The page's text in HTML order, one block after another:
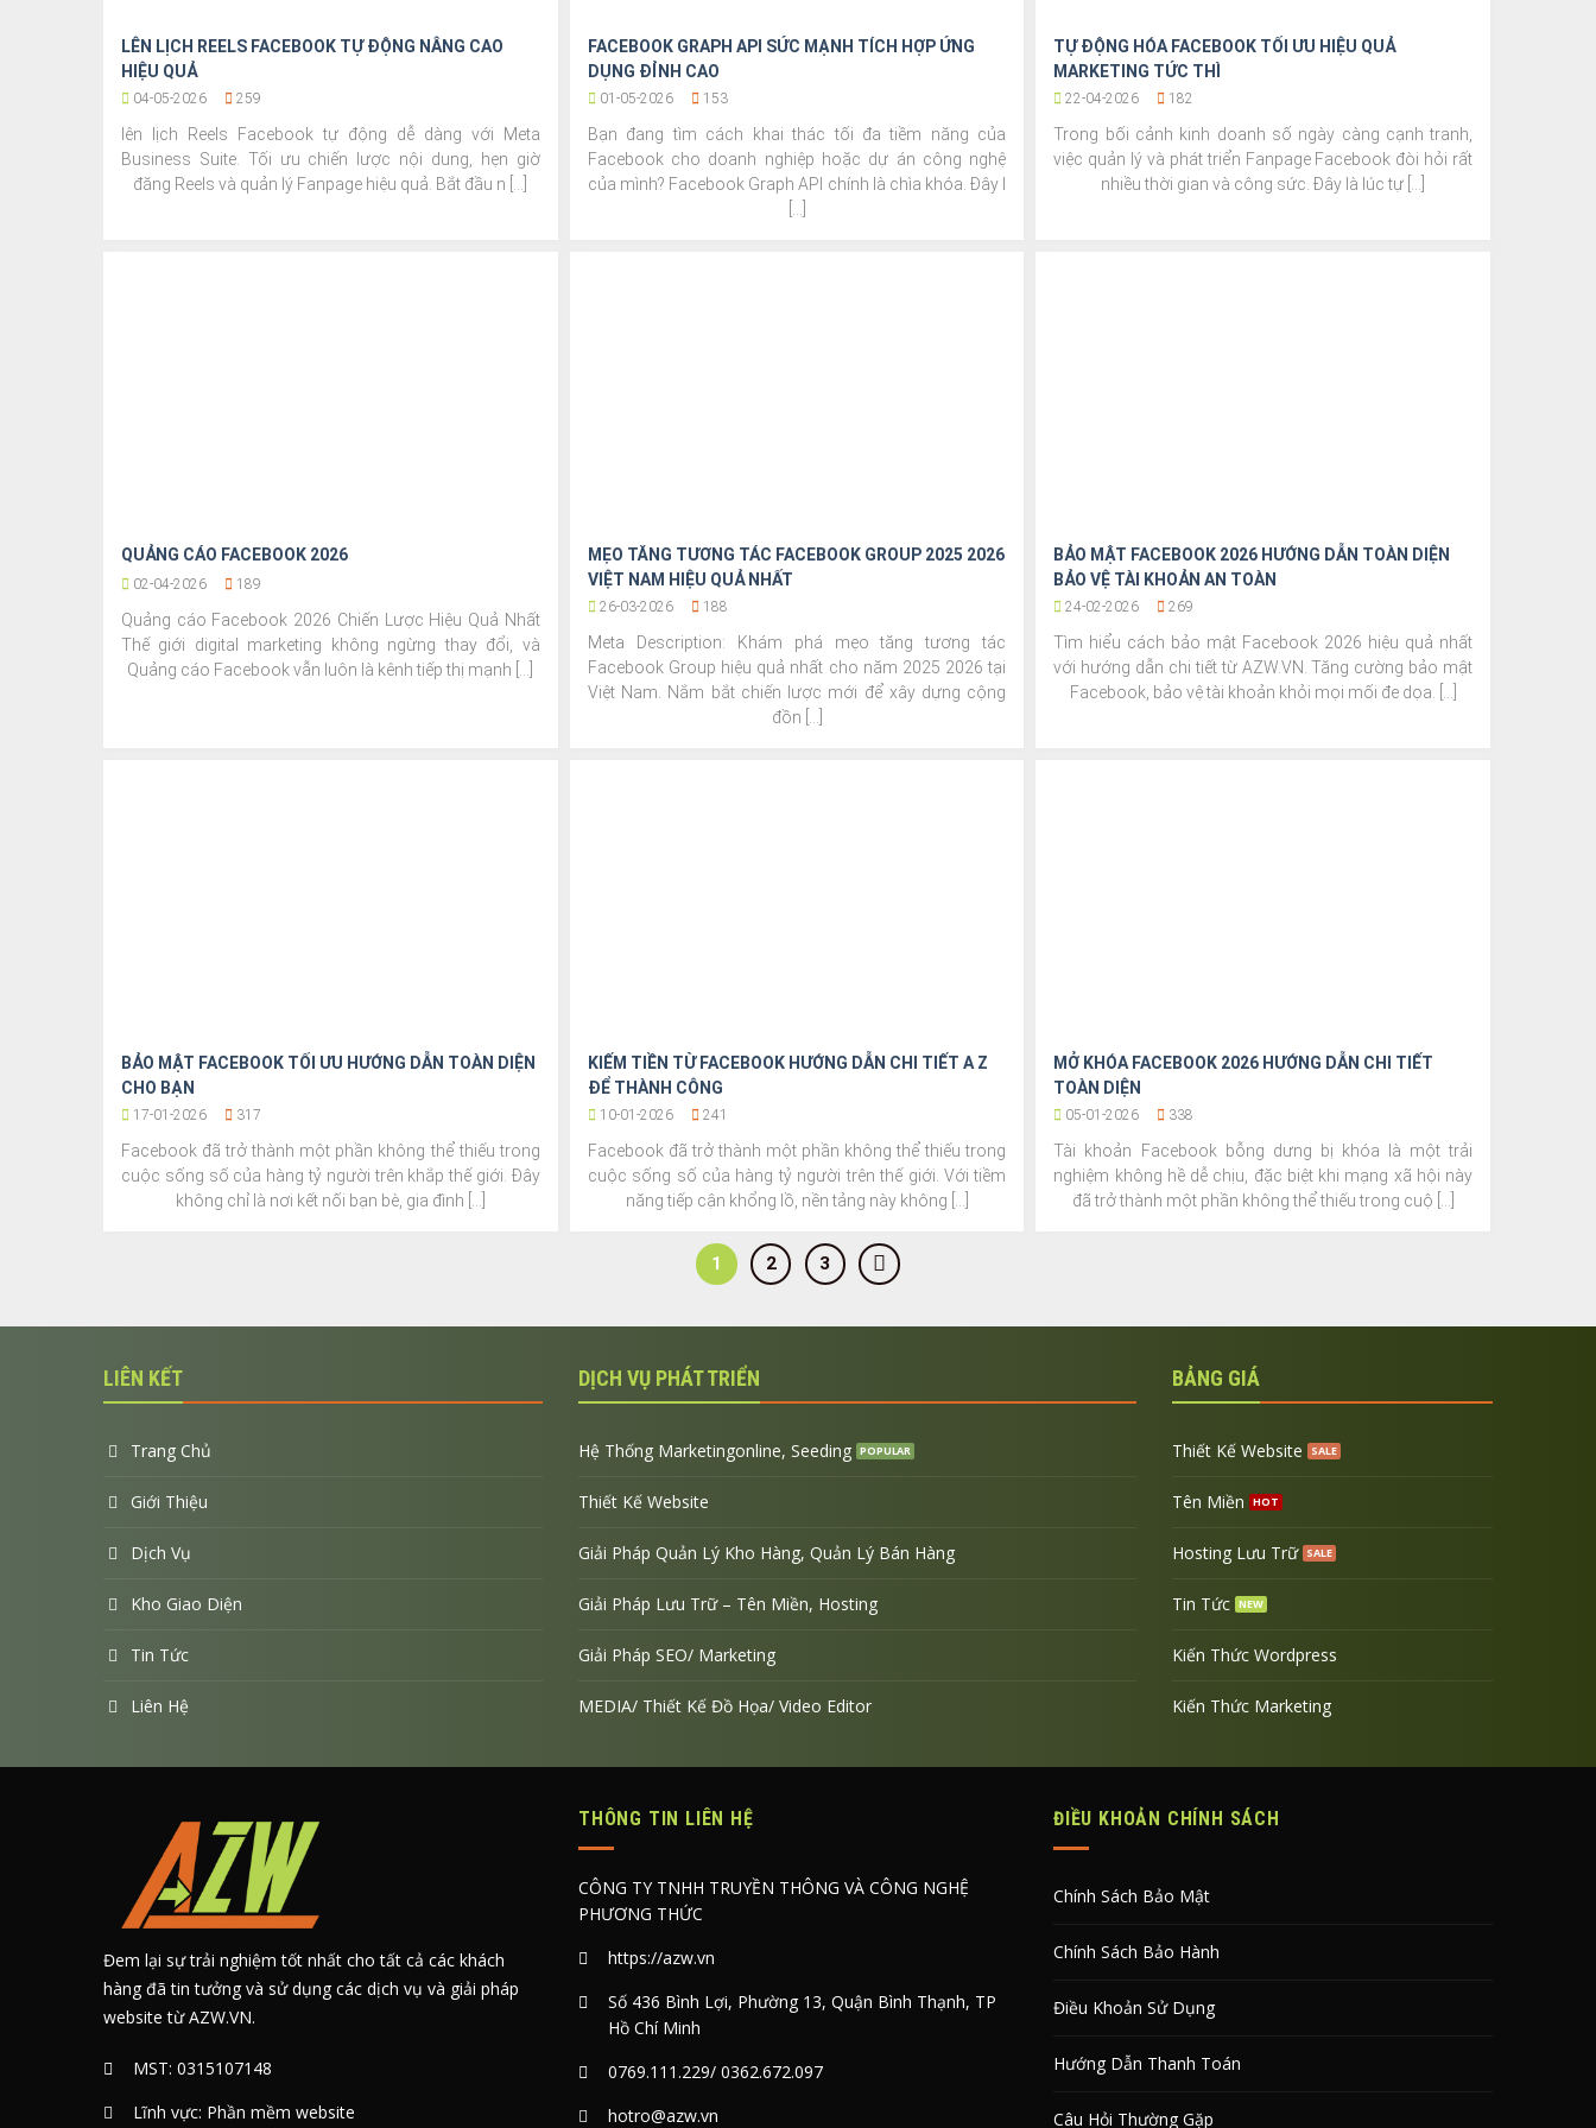
LÊN LỊCH REELS FACEBOOK TỰ ĐỘNG NÂNG CAO
HIỆU QUẢ
04-05-2026 259
lên lịch Reels Facebook tự động dễ dàng với Meta
Business Suite. Tối ưu chiến lược nội dung, hẹn giờ
đăng Reels và quản lý Fanpage hiệu quả. Bắt đầu n [...]
FACEBOOK GRAPH API SỨC MẠNH TÍCH HỢP ỨNG
DỤNG ĐỈNH CAO
01-05-2026 153
Bạn đang tìm cách khai thác tối đa tiềm năng của
Facebook cho doanh nghiệp hoặc dự án công nghệ
của mình? Facebook Graph API chính là chìa khóa. Đây l
TỰ ĐỘNG HÓA FACEBOOK TỐI ƯU HIỆU QUẢ
MARKETING TỨC THÌ
22-04-2026 182
Trong bối cảnh kinh doanh số ngày càng cạnh tranh,
việc quản lý và phát triển Fanpage Facebook đòi hỏi rất
nhiều thời gian và công sức. Đây là lúc tự [...]
QUẢNG CÁO FACEBOOK 2026
02-04-2026 189
Quảng cáo Facebook 2026 Chiến Lược Hiệu Quả Nhất
Thế giới digital marketing không ngừng thay đổi, và
Quảng cáo Facebook vẫn luôn là kênh tiếp thị mạnh [...]
MẸO TĂNG TƯƠNG TÁC FACEBOOK GROUP 2025 2026
VIỆT NAM HIỆU QUẢ NHẤT
26-03-2026 188
Meta Description: Khám phá mẹo tăng tương tác
Facebook Group hiệu quả nhất cho năm 2025 2026 tại
Việt Nam. Nắm bắt chiến lược mới để xây dựng cộng
đồn [...]
BẢO MẬT FACEBOOK 2026 HƯỚNG DẪN TOÀN DIỆN
BẢO VỆ TÀI KHOẢN AN TOÀN
24-02-2026 269
Tìm hiểu cách bảo mật Facebook 2026 hiệu quả nhất
với hướng dẫn chi tiết từ AZW.VN. Tăng cường bảo mật
Facebook, bảo vệ tài khoản khỏi mọi mối đe dọa. [...]
BẢO MẬT FACEBOOK TỐI ƯU HƯỚNG DẪN TOÀN DIỆN
CHO BẠN
17-01-2026 317
Facebook đã trở thành một phần không thể thiếu trong
cuộc sống số của hàng tỷ người trên khắp thế giới. Đây
không chỉ là nơi kết nối bạn bè, gia đình [...]
KIẾM TIỀN TỪ FACEBOOK HƯỚNG DẪN CHI TIẾT A Z
ĐỂ THÀNH CÔNG
10-01-2026 241
Facebook đã trở thành một phần không thể thiếu trong
cuộc sống số của hàng tỷ người trên thế giới. Với tiềm
năng tiếp cận khổng lồ, nền tảng này không [...]
MỞ KHÓA FACEBOOK 2026 HƯỚNG DẪN CHI TIẾT
TOÀN DIỆN
05-01-2026 338
Tài khoản Facebook bỗng dưng bị khóa là một trải
nghiệm không hề dễ chịu, đặc biệt khi mạng xã hội này
đã trở thành một phần không thể thiếu trong cuộ [...]
1 2 3
LIÊN KẾT
Trang Chủ
Giới Thiệu
Dịch Vụ
Kho Giao Diện
Tin Tức
Liên Hệ
DỊCH VỤ PHÁT TRIỂN
Hệ Thống Marketingonline, Seeding
Thiết Kế Website
Giải Pháp Quản Lý Kho Hàng, Quản Lý Bán Hàng
Giải Pháp Lưu Trữ – Tên Miền, Hosting
Giải Pháp SEO/ Marketing
MEDIA/ Thiết Kế Đồ Họa/ Video Editor
BẢNG GIÁ
Thiết Kế Website
Tên Miền
Hosting Lưu Trữ
Tin Tức
Kiến Thức Wordpress
Kiến Thức Marketing
Đem lại sự trải nghiệm tốt nhất cho tất cả các khách
hàng đã tin tưởng và sử dụng các dịch vụ và giải pháp
website từ AZW.VN.
MST: 0315107148
Lĩnh vực: Phần mềm website
THÔNG TIN LIÊN HỆ
CÔNG TY TNHH TRUYỀN THÔNG VÀ CÔNG NGHỆ
PHƯƠNG THỨC
https://azw.vn
Số 436 Bình Lợi, Phường 13, Quận Bình Thạnh, TP
Hồ Chí Minh
0769.111.229/ 0362.672.097
hotro@azw.vn
ĐIỀU KHOẢN CHÍNH SÁCH
Chính Sách Bảo Mật
Chính Sách Bảo Hành
Điều Khoản Sử Dụng
Hướng Dẫn Thanh Toán
Câu Hỏi Thường Gặp